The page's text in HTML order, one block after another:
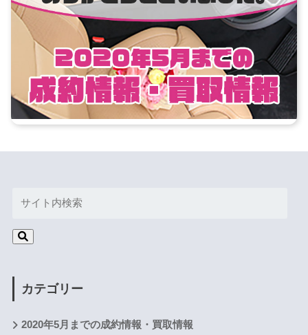
カテゴリー
2020年5月までの成約情報・買取情報